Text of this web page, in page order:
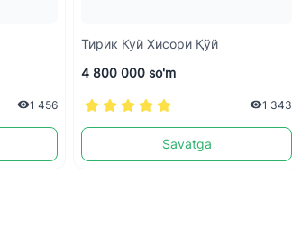
1 456
Тирик Куй Хисори Қўй
4 800 000 so'm
1 343
Savatga